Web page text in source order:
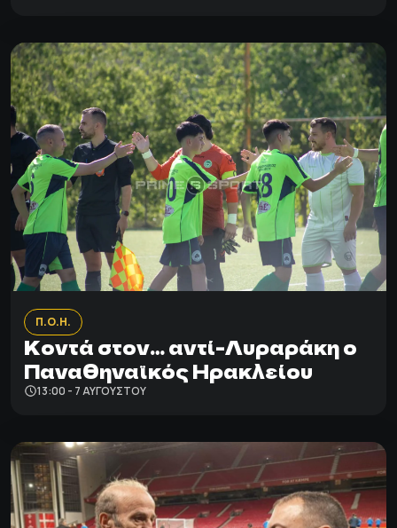
Π.Ο.Η.
Κοντά στον… αντί-Λυραράκη ο
Παναθηναϊκός Ηρακλείου
13:00 - 7 ΑΥΓΟΎΣΤΟΥ